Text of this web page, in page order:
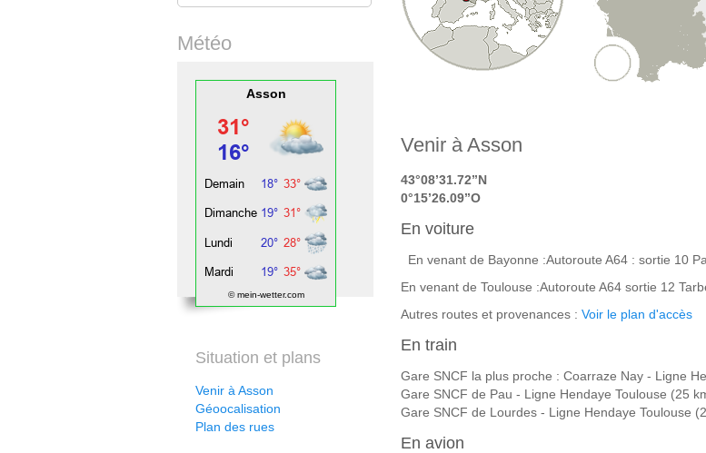
Venir à Asson
43°08’31.72’’N
0°15’26.09’’O
En voiture
En venant de Bayonne :Autoroute A64 : sortie 10
En venant de Toulouse :Autoroute A64 sortie 12
Autres routes et provenances : Voir le plan d'accès
En train
Gare SNCF la plus proche : Coarraze Nay - Ligne
Gare SNCF de Pau - Ligne Hendaye Toulouse (25
Gare SNCF de Lourdes - Ligne Hendaye Toulouse
En avion
Météo
Asson
© mein-wetter.com
Situation et plans
Venir à Asson
Géoocalisation
Plan des rues